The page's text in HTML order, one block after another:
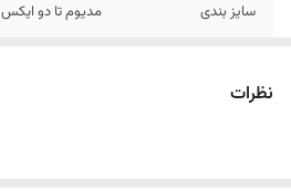
سایز بندی مدیوم تا دو ایکس
نظرات